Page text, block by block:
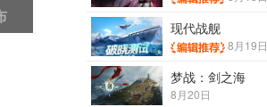
现代战舰
8月19日
梦战：剑之海
8月20日